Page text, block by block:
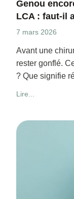
Genou
LCA : faut-il
7 mars 2026
Avant une
rester gonflé.
? Que signifie
Lire...